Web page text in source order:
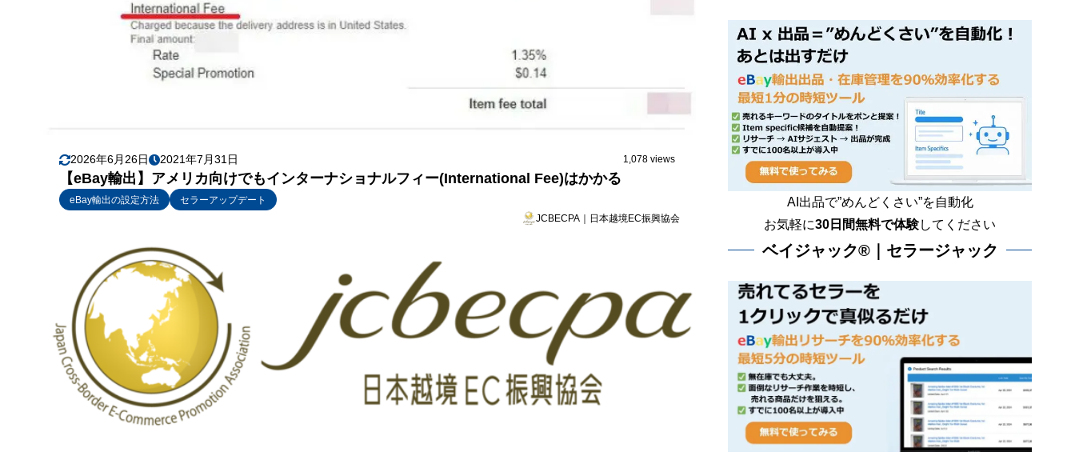
2026年6月26日 2021年7月31日 1,078 views
【eBay輸出】アメリカ向けでもインターナショナルフィー(International Fee)はかかる
eBay輸出の設定方法
セラーアップデート
JCBECPA｜日本越境EC振興協会
AI出品で”めんどくさい”を自動化
お気軽に30日間無料で体験してください
ベイジャック®｜セラージャック